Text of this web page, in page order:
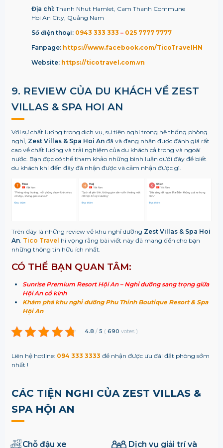
Địa chỉ:Thanh Nhut Hamlet, Cam Thanh Commune
Hoi An City, Quảng Nam
Số điện thoại: 0943 333 333 – 025 7777 7777
Fanpage: https://www.facebook.com/TicoTravelHN
Website: https://ticotravel.com.vn
9. REVIEW CỦA DU KHÁCH VỀ ZEST
VILLAS & SPA HOI AN
Với sự chất lượng trong dịch vụ, sự tiện nghi trong hệ thống phòng
nghỉ, Zest Villas & Spa Hoi Anđã và đang nhận được đánh giá rất
cao về chất lượng và trải nghiệm của du khách cả trong và ngoài
nước. Bạn đọc có thể tham khảo những bình luận dưới đây để biết
du khách khi đến đây đã nhận được và cảm nhận được gì.
Trên đây là những review về khu nghỉ dưỡng Zest Villas & Spa Hoi
An. Tico Travel hi vọng rằng bài viết này đã mang đến cho bạn
những thông tin hữu ích nhất.
CÓ THỂ BẠN QUAN TÂM:
Sunrise Premium Resort Hội An – Nghỉ dưỡng sang trọng giữa
Hội An cổ kính
Khám phá khu nghỉ dưỡng Phu Thinh Boutique Resort & Spa
Hội An
4.8 / 5 ( 690 votes )
Liên hệ hotline: 094 333 3333 để nhận được ưu đãi đặt phòng sớm
nhất !
CÁC TIỆN NGHI CỦA ZEST VILLAS &
SPA HỘI AN
Chỗ đậu xe
Dịch vụ giải trí và